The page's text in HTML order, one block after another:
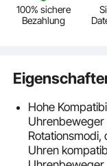
100% sichere
Bezahlung
Hohe
Rotationsmodi,
Uhren